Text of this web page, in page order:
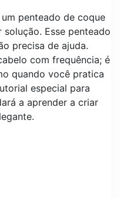
penteado de coque
Esse penteado
precisa de ajuda.
com frequência; é
quando você pratica
especial para
a aprender a criar